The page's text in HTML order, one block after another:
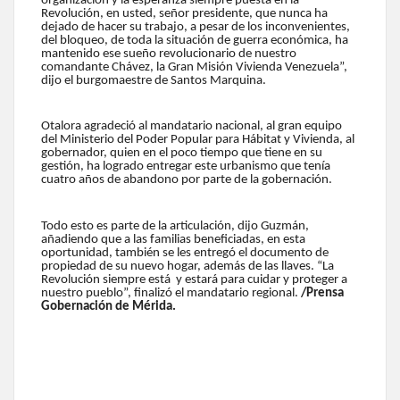
Revolución, en usted, señor presidente, que nunca ha
dejado de hacer su trabajo, a pesar de los inconvenientes,
del bloqueo, de toda la situación de guerra económica, ha
mantenido ese sueño revolucionario de nuestro
comandante Chávez, la Gran Misión Vivienda Venezuela”,
dijo el burgomaestre de Santos Marquina.
Otalora agradeció al mandatario nacional, al gran equipo
del Ministerio del Poder Popular para Hábitat y Vivienda, al
gobernador, quien en el poco tiempo que tiene en su
gestión, ha logrado entregar este urbanismo que tenía
cuatro años de abandono por parte de la gobernación.
Todo esto es parte de la articulación, dijo Guzmán,
añadiendo que a las familias beneficiadas, en esta
oportunidad, también se les entregó el documento de
propiedad de su nuevo hogar, además de las llaves. “La
Revolución siempre está y estará para cuidar y proteger a
nuestro pueblo”, finalizó el mandatario regional. /Prensa
Gobernación de Mérida.